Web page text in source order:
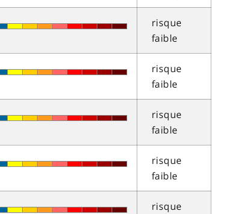
risque
faible
risque
faible
risque
faible
risque
faible
risque